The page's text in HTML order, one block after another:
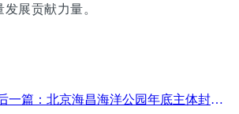
展贡献力量。
后一篇：北京海昌海洋公园年底主体封顶 预计2027年建成开放